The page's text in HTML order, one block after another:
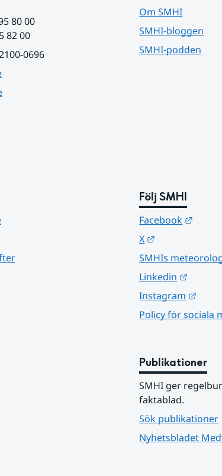
80 00
82 00
0696
Om SMHI
SMHI-bloggen
SMHI-podden
Följ SMHI
Facebook
X
SMHIs
Linkedin
Instagram
Policy för sociala
Publikationer
SMHI ger
faktablad.
Sök publikationer
Nyhetsbladet